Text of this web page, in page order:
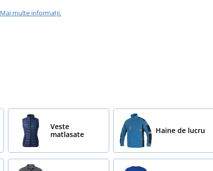
Mai multe informații.
Veste
matlasate
Haine de lucru